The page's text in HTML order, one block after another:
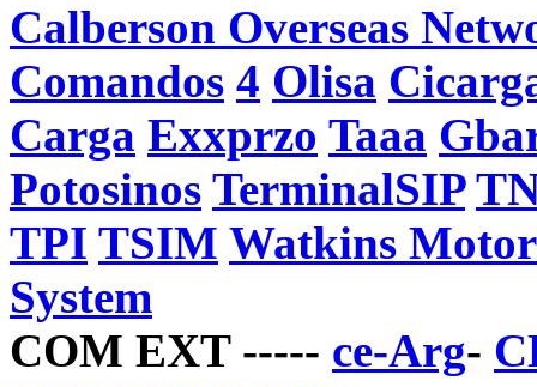
Calberson Overseas
Comandos 4 Olisa
Carga Exxprzo Taaa
Potosinos TerminalSIP
TPI TSIM Watkins
System
COM EXT ----- ce-Arg-